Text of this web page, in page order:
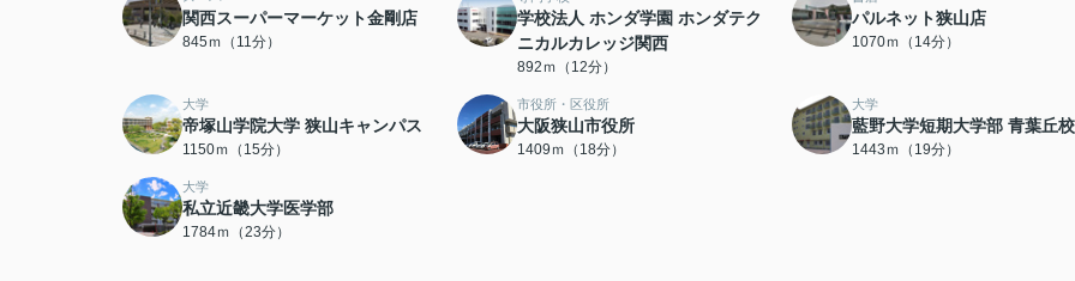
関西スーパーマーケット金剛店
845ｍ（11分）
学校法人 ホンダ学園 ホンダテク
ニカルカレッジ関西
892ｍ（12分）
パルネット狭山店
1070ｍ（14分）
大学
帝塚山学院大学 狭山キャンパス
1150ｍ（15分）
市役所・区役所
大阪狭山市役所
1409ｍ（18分）
大学
藍野大学短期大学部 青葉丘校
1443ｍ（19分）
大学
私立近畿大学医学部
1784ｍ（23分）